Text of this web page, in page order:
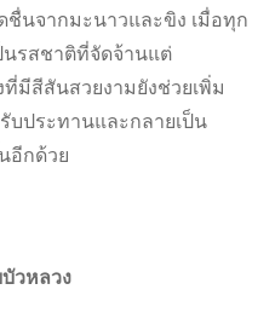
นจากมะนาวและขิง เมื่อทุก
นรสชาติที่จัดจ้านแต่
มีสีสันสวยงามยังช่วยเพิ่ม
บประทานและกลายเป็น
อีกด้วย
วหลวง